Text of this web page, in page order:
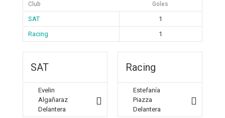
Club Goles
SAT
1
Racing
1
SAT
Evelin
Algañaraz
Delantera
Racing
Estefanía
Piazza
Delantera